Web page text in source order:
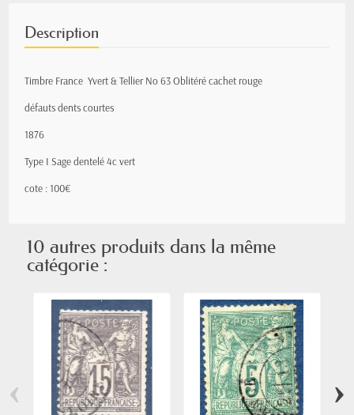
Description
Timbre France Yvert & TellierNo63 Oblitéré cachet rouge
défauts dents courtes
1876
Type I Sagedentelé 4c vert
cote : 100€
10 autres produits dans la même
catégorie :
‹ ›